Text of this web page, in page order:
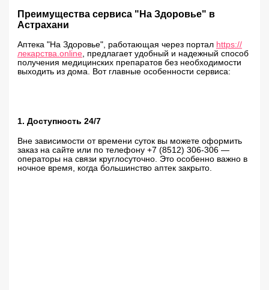
Преимущества сервиса "На Здоровье" в
Астрахани
Аптека "На Здоровье", работающая через портал https://
лекарства.online , предлагает удобный и надежный способ
получения медицинских препаратов без необходимости
выходить из дома. Вот главные особенности сервиса:
1. Доступность 24/7
Вне зависимости от времени суток вы можете оформить
заказ на сайте или по телефону +7 (8512) 306-306 —
операторы на связи круглосуточно. Это особенно важно в
ночное время, когда большинство аптек закрыто.